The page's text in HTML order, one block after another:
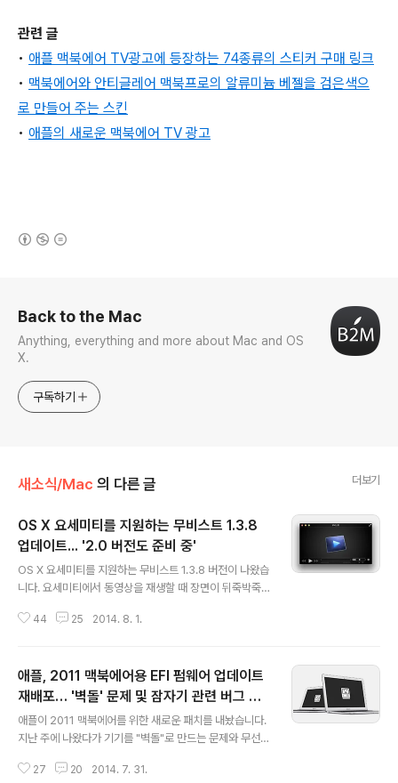
관련 글
• 애플 맥북에어 TV광고에 등장하는 74종류의 스티커 구매 링크
• 맥북에어와 안티글레어 맥북프로의 알류미늄 베젤을 검은색으
로 만들어 주는 스킨
• 애플의 새로운 맥북에어 TV 광고
Back to the Mac
Anything, everything and more about Mac and OS
X.
구독하기
새소식/Mac 의 다른 글 더보기
OS X 요세미티를 지원하는 무비스트 1.3.8
업데이트... '2.0 버전도 준비 중'
OS X 요세미티를 지원하는 무비스트 1.3.8 버전이 나왔습
니다. 요세미티에서 동영상을 재생할 때 장면이 뒤죽박죽
으로 사용할 수 없었던 치명적인 문제가 이번에 대부분 수
않아 VLC나 MPlayerX를 쓰고 계신 분께는 매우 반가운
업데이트가 될 듯합니다. 다음은 무비스트 공식 홈페이지
에 올라온 1.3.8 버전의 상세 변경사항입니다."…이번 업데
이트는 Yosemite를 위한 임시(?) 버전입니다. 원래 Yos
는 바람에 일단 이렇게 임시로라도 지원하는 것이 나을 것
44 25 2014. 8. 1.
애플, 2011 맥북에어용 EFI 펌웨어 업데이트
재배포… '벽돌' 문제 및 잠자기 관련 버그 해
결
애플이 2011 맥북에어를 위한 새로운 패치를 내놨습니다.
지난 주에 나왔다가 기기를 "벽돌"로 만드는 문제와 무선
"EFI 펌웨어 업데이트 2.9' 대신 "EFI 펌웨어 업데이트 2.9.
27 20 2014. 7. 31.